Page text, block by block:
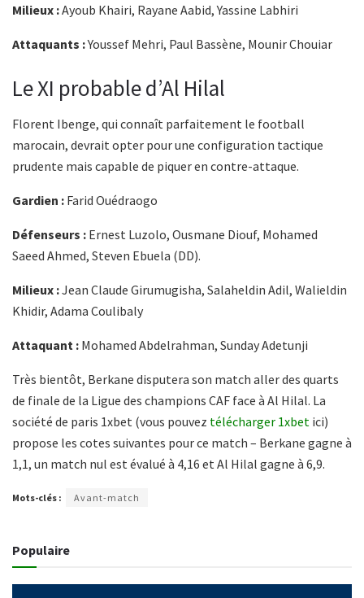
Milieux :Ayoub Khairi, Rayane Aabid, Yassine Labhiri
Attaquants :Youssef Mehri, Paul Bassène, Mounir Chouiar
Le XI probable d’Al Hilal
Florent Ibenge, qui connaît parfaitement le football
marocain, devrait opter pour une configuration tactique
prudente mais capable de piquer en contre-attaque.
Gardien : Farid Ouédraogo
Défenseurs : Ernest Luzolo, Ousmane Diouf, Mohamed
Saeed Ahmed, Steven Ebuela (DD).
Milieux :Jean Claude Girumugisha, Salaheldin Adil, Walieldin
Khidir, Adama Coulibaly
Attaquant : Mohamed Abdelrahman, Sunday Adetunji
Très bientôt, Berkane disputera son match aller des quarts
de finale de la Ligue des champions CAF face à Al Hilal. La
société de paris 1xbet (vous pouvez télécharger 1xbet ici)
propose les cotes suivantes pour ce match – Berkane gagne à
1,1, un match nul est évalué à 4,16 et Al Hilal gagne à 6,9.
Mots-clés : Avant-match
Populaire